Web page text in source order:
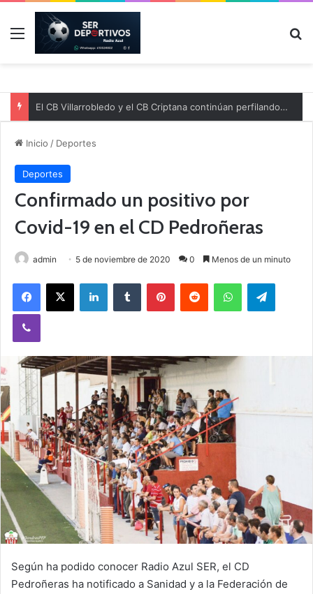
Menú
El CB Villarrobledo y el CB Criptana continúan perfilando sus plantillas
Inicio / Deportes
Deportes
Confirmado un positivo por
Covid-19 en el CD Pedroñeras
admin 5 de noviembre de 2020 0 Menos de un minuto
Según ha podido conocer Radio Azul SER, el CD
Pedroñeras ha notificado a Sanidad y a la Federación de